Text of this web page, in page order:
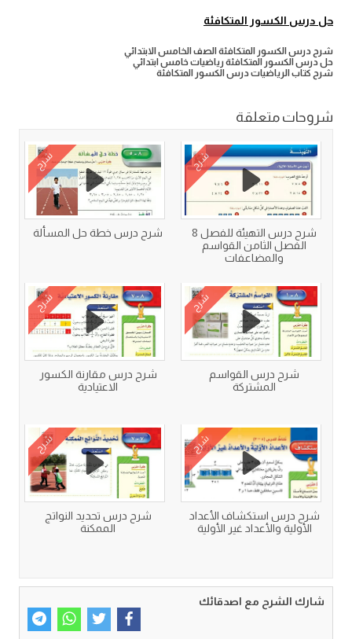
حل درس الكسور المتكافئة
شرح درس الكسور المتكافئة الصف الخامس الابتدائي
حل درس الكسور المتكافئة رياضيات خامس ابتدائي
شرح كتاب الرياضيات درس الكسور المتكافئة
شروحات متعلقة
شرح
شرح درس التهيئة للفصل 8
الفصل الثامن القواسم
والمضاعفات
شرح
شرح درس خطة حل المسألة
شرح
شرح درس القواسم
المشتركة
شرح
شرح درس مقارنة الكسور
الاعتيادية
شرح
شرح درس استكشاف الأعداد
الأولية والأعداد غير الأولية
شرح
شرح درس تحديد النواتج
الممكنة
شارك الشرح مع اصدقائك